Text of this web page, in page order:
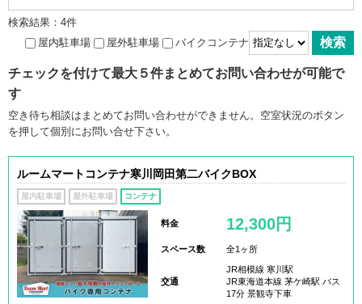
検索結果：4件
屋内駐車場
屋外駐車場 バイクコンテナ
チェックを付けて最大５件まとめてお問い合わせが可能で
す
空き待ち相談はまとめてお問い合わせができません。空室状況のボタン
を押して個別にお問い合せ下さい。
ルームマートコンテナ寒川岡田第二バイクBOX
屋内駐車場 屋外駐車場 コンテナ
料金 12,300円
スペース数 全1ヶ所
交通
JR相模線 寒川駅
JR東海道本線 茅ケ崎駅 バス
17分 景観寺下車